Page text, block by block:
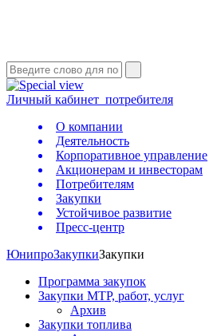
Личный кабинет потребителя
О компании
Деятельность
Корпоративное управление
Акционерам и инвесторам
Потребителям
Закупки
Устойчивое развитие
Пресс-центр
ЮнипроЗакупкиЗакупки
Программа закупок
Закупки МТР, работ, услуг
Архив
Закупки топлива